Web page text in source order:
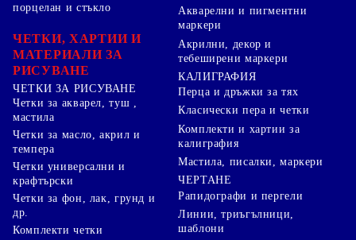
порцелан и стъкло
ЧЕТКИ, ХАРТИИ И
МАТЕРИАЛИ ЗА
РИСУВАНЕ
ЧЕТКИ ЗА РИСУВАНЕ
Четки за акварел, туш ,
мастила
Четки за масло, акрил и
темпера
Четки универсални и
крафтърски
Четки за фон, лак, грунд и
др.
Комплекти четки
Акварелни и пигментни
маркери
Акрилни, декор и
тебеширени маркери
КАЛИГРАФИЯ
Перца и дръжки за тях
Класически пера и четки
Комплекти и хартии за
калиграфия
Мастила, писалки, маркери
ЧЕРТАНЕ
Рапидографи и пергели
Линии, триъгълници,
шаблони